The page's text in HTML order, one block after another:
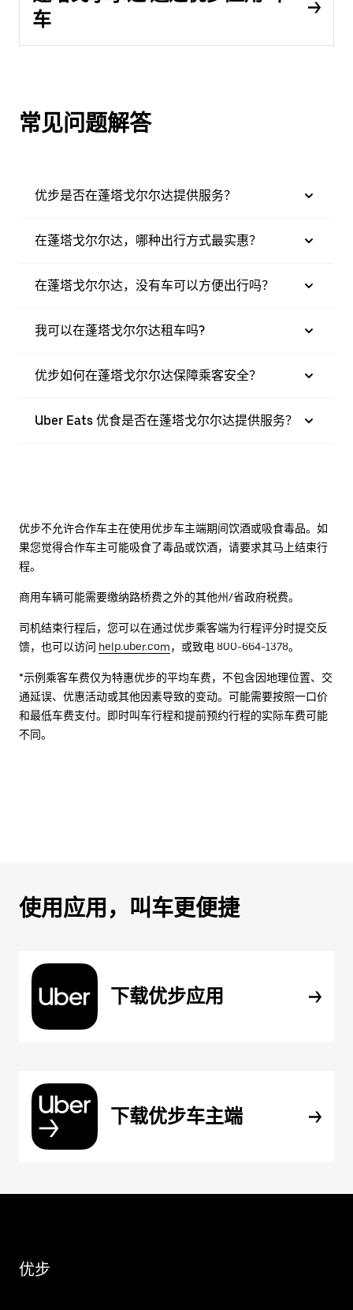
车
常见问题解答
优步是否在蓬塔戈尔尔达提供服务？
在蓬塔戈尔尔达，哪种出行方式最实惠？
在蓬塔戈尔尔达，没有车可以方便出行吗？
我可以在蓬塔戈尔尔达租车吗?
优步如何在蓬塔戈尔尔达保障乘客安全？
Uber Eats 优食是否在蓬塔戈尔尔达提供服务？
优步不允许合作车主在使用优步车主端期间饮酒或吸食毒品。如
果您觉得合作车主可能吸食了毒品或饮酒，请要求其马上结束行
程。
商用车辆可能需要缴纳路桥费之外的其他州/省政府税费。
司机结束行程后，您可以在通过优步乘客端为行程评分时提交反
馈，也可以访问 help.uber.com，或致电 800-664-1378。
*示例乘客车费仅为特惠优步的平均车费，不包含因地理位置、交
通延误、优惠活动或其他因素导致的变动。可能需要按照一口价
和最低车费支付。即时叫车行程和提前预约行程的实际车费可能
不同。
使用应用，叫车更便捷
下载优步应用
下载优步车主端
优步